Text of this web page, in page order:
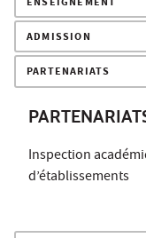
ADMISSION
PARTENARIATS
Inspection
d’établissements